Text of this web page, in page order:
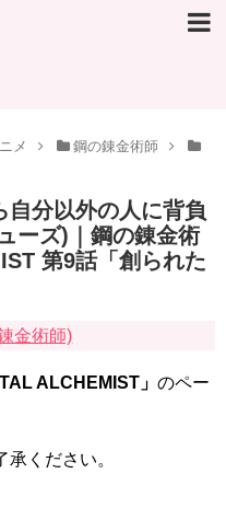
メ
鋼の錬金術師
分以外の人に背負
ーズ)｜鋼の錬金術
第9話「創られた
金術師)
ALCHEMIST」 のペー
ください。